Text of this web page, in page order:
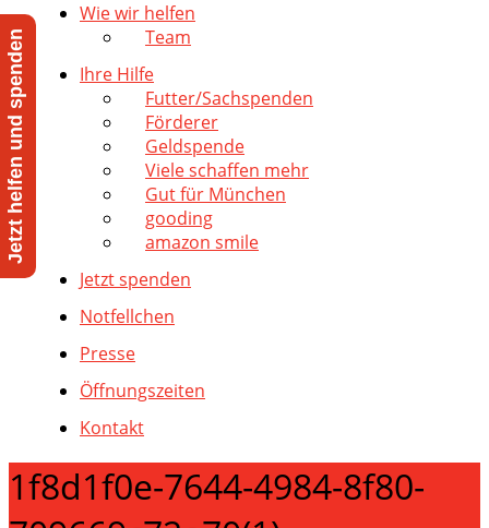
Wie wir helfen
Team
Ihre Hilfe
Futter/Sachspenden
Förderer
Geldspende
Viele schaffen mehr
Gut für München
gooding
amazon smile
Jetzt spenden
Notfellchen
Presse
Öffnungszeiten
Kontakt
1f8d1f0e-7644-4984-8f80-
Jetzt helfen und spenden